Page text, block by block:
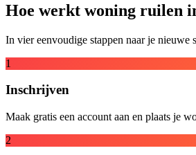
Hoe werkt woning ruilen
In vier eenvoudige stappen naar je nieuwe
1
Inschrijven
Maak gratis een account aan en plaats je
2